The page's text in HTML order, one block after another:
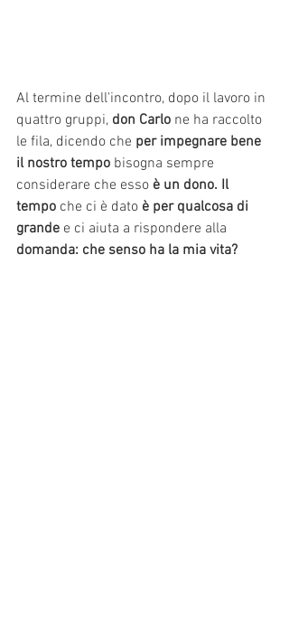
Al termine dell'incontro, dopo il lavoro in
quattro gruppi, don Carlo ne ha raccolto
le fila, dicendo che per impegnare bene
il nostro tempo bisogna sempre
considerare che esso è un dono. Il
tempo che ci è dato è per qualcosa di
grande e ci aiuta a rispondere alla
domanda: che senso ha la mia vita?